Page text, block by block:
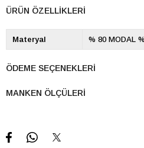
ÜRÜN ÖZELLIKLERI
Materyal % 80 MODAL
ÖDEME SEÇENEKLERI
MANKEN ÖLÇÜLERI